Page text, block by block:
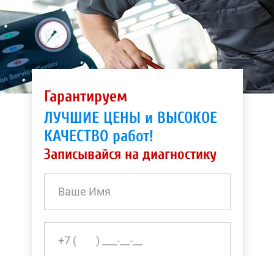
Гарантируем
ЛУЧШИЕ ЦЕНЫ и ВЫСОКОЕ
КАЧЕСТВО работ!
Записывайся на диагностику